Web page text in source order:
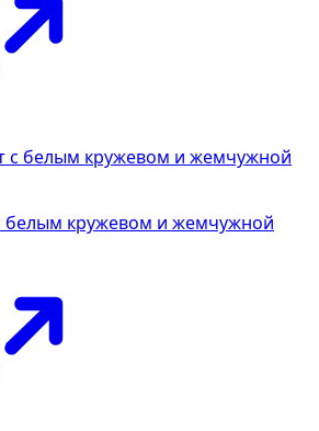
белым кружевом и жемчужной